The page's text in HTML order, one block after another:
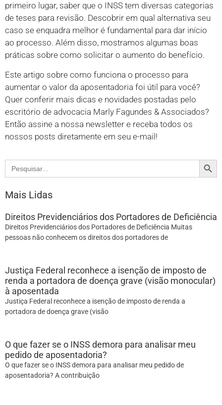
primeiro lugar, saber que o INSS tem diversas categorias
de teses para revisão. Descobrir em qual alternativa seu
caso se enquadra melhor é fundamental para dar início
ao processo. Além disso, mostramos algumas boas
práticas sobre como solicitar o aumento do benefício.
Este artigo sobre como funciona o processo para
aumentar o valor da aposentadoria foi útil para você?
Quer conferir mais dicas e novidades postadas pelo
escritório de advocacia Marly Fagundes & Associados?
Então assine a nossa newsletter e receba todos os
nossos posts diretamente em seu e-mail!
Search
for:
Mais Lidas
Direitos Previdenciários dos Portadores de Deficiência
Direitos Previdenciários dos Portadores de Deficiência Muitas
pessoas não conhecem os direitos dos portadores de
Justiça Federal reconhece a isenção de imposto de
renda a portadora de doença grave (visão monocular)
à aposentada
Justiça Federal reconhece a isenção de imposto de renda a
portadora de doença grave (visão
O que fazer se o INSS demora para analisar meu
pedido de aposentadoria?
O que fazer se o INSS demora para analisar meu pedido de
aposentadoria? A contribuição